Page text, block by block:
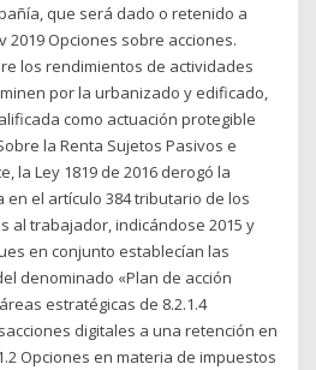
que será dado o retenido a
2019 Opciones sobre acciones.
los rendimientos de actividades
por la urbanizado y edificado,
como actuación protegible
la Renta Sujetos Pasivos e
la Ley 1819 de 2016 derogó la
el artículo 384 tributario de los
al trabajador, indicándose 2015 y
en conjunto establecían las
denominado «Plan de acción
estratégicas de 8.2.1.4
digitales a una retención en
Opciones en materia de impuestos